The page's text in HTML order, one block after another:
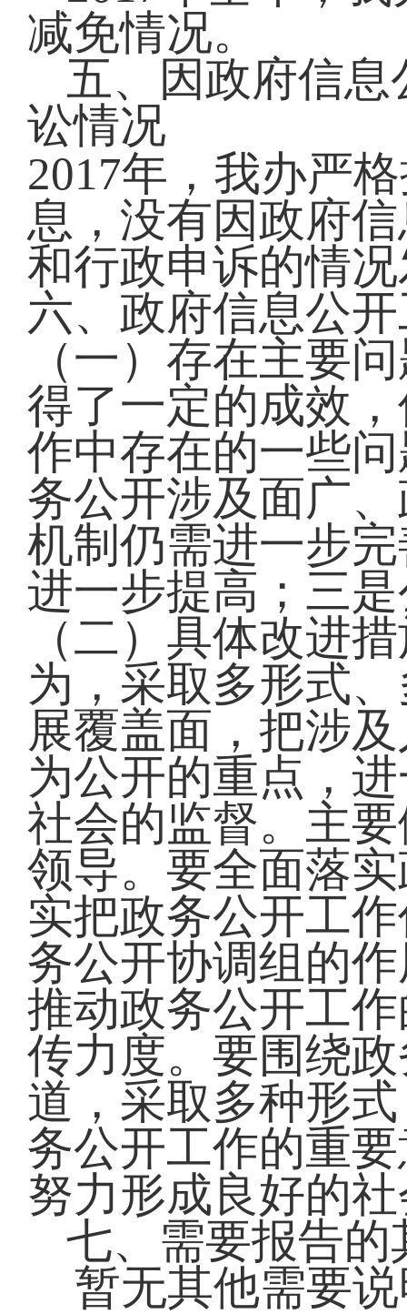
减免情况。
五、因政府信
讼情况
2017年，我办严
息，没有因政府
和行政申诉的情
六、政府信息公
（一）存在主要
得了一定的成效
作中存在的一些
务公开涉及面广
机制仍需进一步
进一步提高；三
（二）具体改进
为，采取多形式
展覆盖面，把涉
为公开的重点，
社会的监督。主
领导。要全面落
实把政务公开工
务公开协调组的
推动政务公开工
传力度。要围绕
道，采取多种形
务公开工作的重
努力形成良好的
七、需要报告的
暂无其他需要说